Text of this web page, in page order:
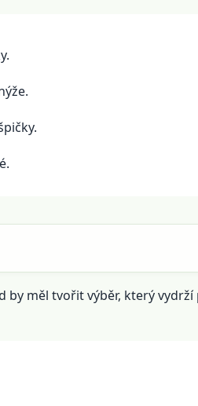
by měl tvořit výběr, který